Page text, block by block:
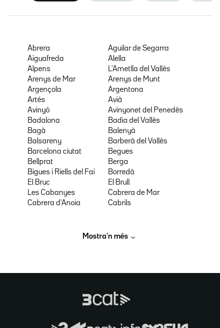
Abrera
Aguilar de Segarra
Aiguafreda
Alella
Alpens
L'Ametlla del Vallès
Arenys de Mar
Arenys de Munt
Argençola
Argentona
Artés
Avià
Avinyó
Avinyonet del Penedès
Badalona
Badia del Vallès
Bagà
Balenyà
Balsareny
Barberà del Vallès
Barcelona ciutat
Begues
Bellprat
Berga
Bigues i Riells del Fai
Borredà
El Bruc
El Brull
Les Cabanyes
Cabrera de Mar
Cabrera d'Anoia
Cabrils
Mostra’n més